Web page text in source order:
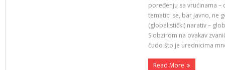
poređenju sa vrućinama
tematici se, bar javno, ne
(globalistički) narativ –
S obzirom na ovakav
čudo što je urednicima
Read More